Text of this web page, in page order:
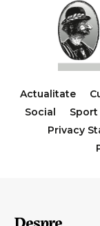
Actualitate
Social
Sport
Privacy
Despre